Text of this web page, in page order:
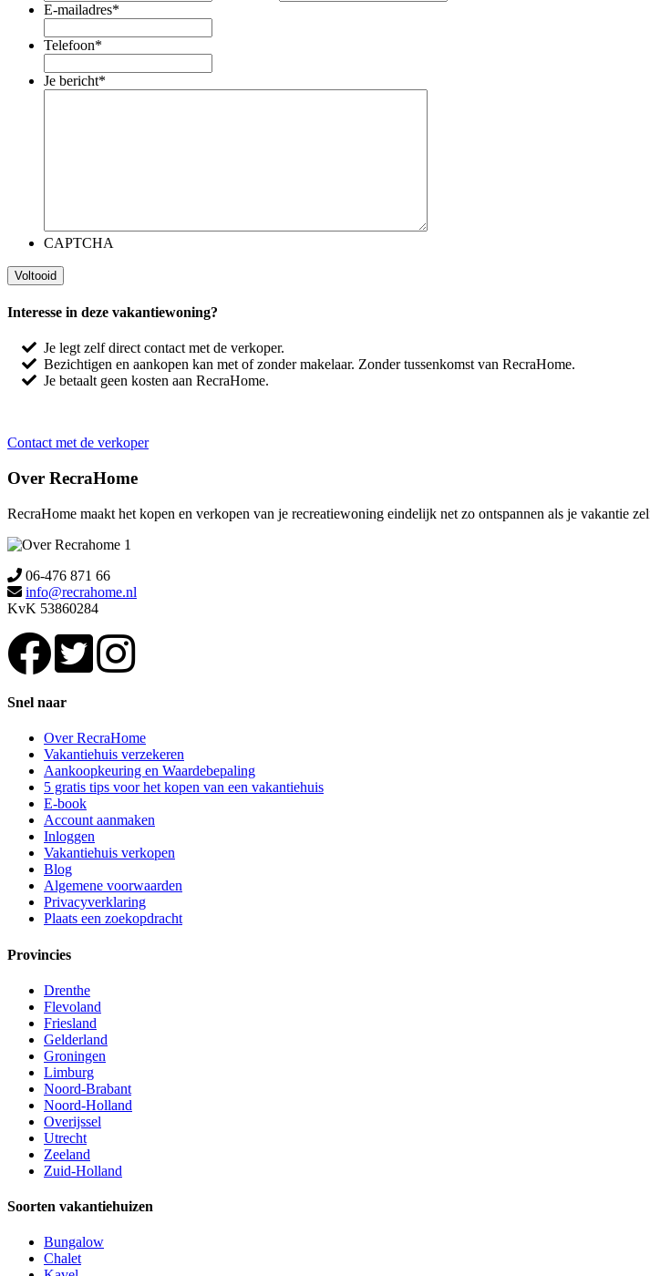
E-mailadres*
Telefoon*
Je bericht*
CAPTCHA
Interesse in deze vakantiewoning?
Je legt zelf direct contact met de verkoper.
Bezichtigen en aankopen kan met of zonder makelaar. Zonder tussenkomst van RecraHome.
Je betaalt geen kosten aan RecraHome.
Contact met de verkoper
Over RecraHome
RecraHome maakt het kopen en verkopen van je recreatiewoning eindelijk net zo ontspannen als je vakantie
06-476 871 66
info@recrahome.nl
KvK 53860284
Snel naar
Over RecraHome
Vakantiehuis verzekeren
Aankoopkeuring en Waardebepaling
5 gratis tips voor het kopen van een vakantiehuis
E-book
Account aanmaken
Inloggen
Vakantiehuis verkopen
Blog
Algemene voorwaarden
Privacyverklaring
Plaats een zoekopdracht
Provincies
Drenthe
Flevoland
Friesland
Gelderland
Groningen
Limburg
Noord-Brabant
Noord-Holland
Overijssel
Utrecht
Zeeland
Zuid-Holland
Soorten vakantiehuizen
Bungalow
Chalet